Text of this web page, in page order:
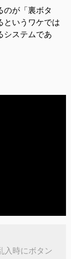
のが「裏ボタ
というワケでは
システムであ
にボタン